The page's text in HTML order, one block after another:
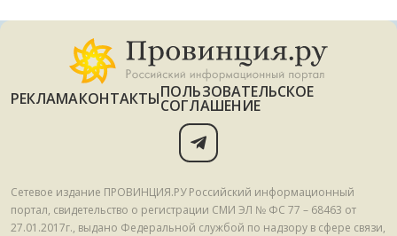
РЕКЛАМАКОНТАКТЫПОЛЬЗОВАТЕЛЬСКОЕ
СОГЛАШЕНИЕ
Сетевое издание ПРОВИНЦИЯ.РУ Российский информационный
портал, свидетельство о регистрации СМИ ЭЛ № ФС 77 – 68463 от
27.01.2017г., выдано Федеральной службой по надзору в сфере связи,